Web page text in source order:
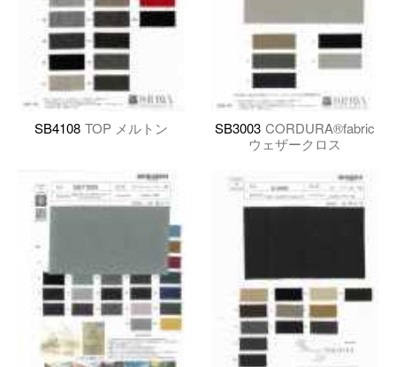
SB4108 TOP メルトン SB3003 CORDURA®fabric
ウェザークロス